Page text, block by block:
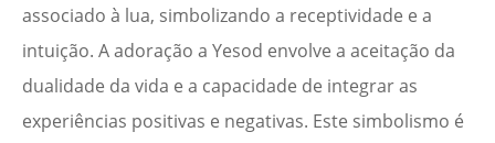
associado à lua, simbolizando a receptividade e a
intuição. A adoração a Yesod envolve a aceitação da
dualidade da vida e a capacidade de integrar as
experiências positivas e negativas. Este simbolismo é